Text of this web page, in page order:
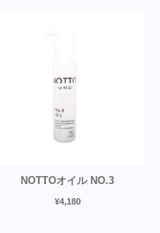
NOTTOオイル NO.3
¥4,180